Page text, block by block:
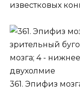
известковых
361. Эпифиз